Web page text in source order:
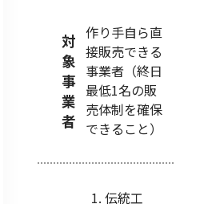
対
象
事
業
者
作り手自ら直
接販売できる
事業者（終日
最低1名の販
売体制を確保
できること）
伝統工